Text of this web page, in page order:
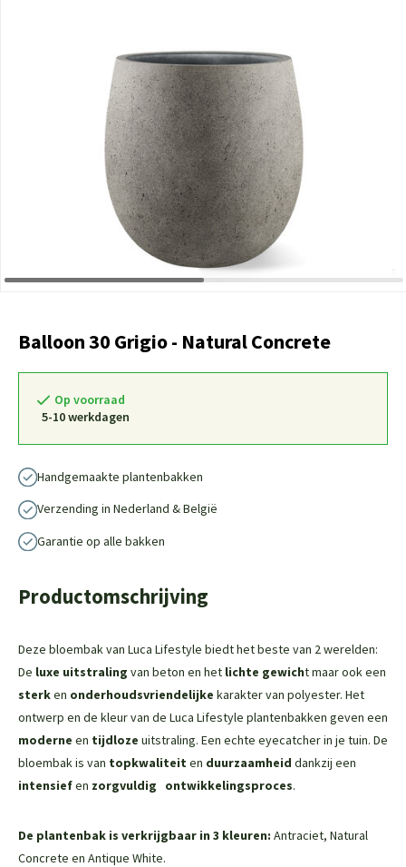
Balloon 30 Grigio - Natural Concrete
Op voorraad
5-10 werkdagen
Handgemaakte plantenbakken
Verzending in Nederland & België
Garantie op alle bakken
Productomschrijving
Deze bloembak van Luca Lifestyle biedt het beste van 2 werelden:
De luxe uitstraling van beton en het lichte gewicht maar ook een
sterken onderhoudsvriendelijke karakter van polyester. Het
ontwerp en de kleur van de Luca Lifestyle plantenbakken geven een
moderne en tijdloze uitstraling. Een echte eyecatcher in je tuin. De
bloembak is van topkwaliteit en duurzaamheid dankzij een
intensiefen zorgvuldig ontwikkelingsproces.
De plantenbak is verkrijgbaar in 3 kleuren: Antraciet, Natural
Concrete en Antique White.